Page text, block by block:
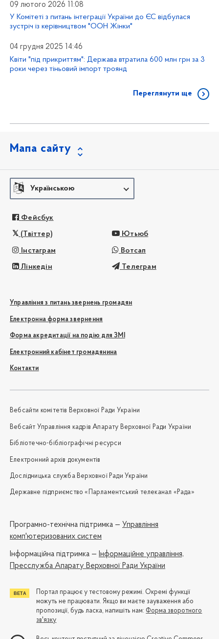
09 лютого 2026 11:08
У Комітеті з питань інтеграції України до ЄС відбулася
зустріч із керівництвом "ООН Жінки"
04 грудня 2025 14:46
Квіти "під прикриттям": Держава втратила 600 млн грн за 3
роки через тіньовий імпорт троянд
Переглянути ще
Мапа сайту
Українською
Фейсбук
(Твіттер) Ютьюб
Інстаграм Вотсап
Лінкедін Телеграм
Управління з питань звернень громадян
Електронна форма звернення
Форма акредитації на подію для ЗМІ
Електронний кабінет громадянина
Контакти
Вебсайти комітетів Верховної Ради України
Вебсайт Управління кадрів Апарату Верховної Ради України
Бібліотечно-бібліографічні ресурси
Електронний архів документів
Дослідницька служба Верховної Ради України
Державне підприємство «Парламентський телеканал «Рада»
Програмно-технічна підтримка — Управління
комп'ютеризованих систем
Iнформаційна підтримка — Інформаційне управління,
Пресслужба Апарату Верховної Ради України
Портал працює у тестовому режимі. Окремі функції
можуть не працювати. Якщо ви маєте зауваження або
пропозиції, будь ласка, напишіть нам: Форма зворотного
зв'язку